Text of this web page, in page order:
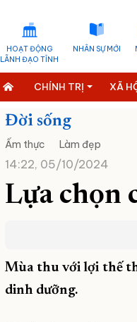
HOẠT ĐỘNG
LÃNH ĐẠO TỈNH
NHÂN SỰ MỚI
CHÍNH TRỊ XÃ
Đời sống
Ẩm thực Làm đẹp
14:22, 05/10/2024
Lựa chọn
Mùa thu với lợi thế
dinh dưỡng.